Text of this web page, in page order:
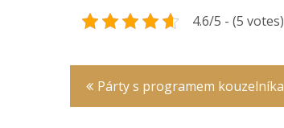
4.6/5 - (5 votes)
Navigace
pro
Párty s programem kouzelníka